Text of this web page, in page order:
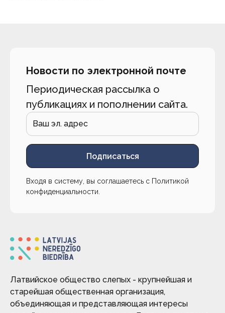
Новости по электронной почте
Периодическая рассылка о
публикациях и пополнении сайта.
Подписаться
Входя в систему, вы соглашаетесь с Политикой
конфиденциальности
Латвийское общество слепых - крупнейшая и
старейшая общественная организация,
объединяющая и представляющая интересы